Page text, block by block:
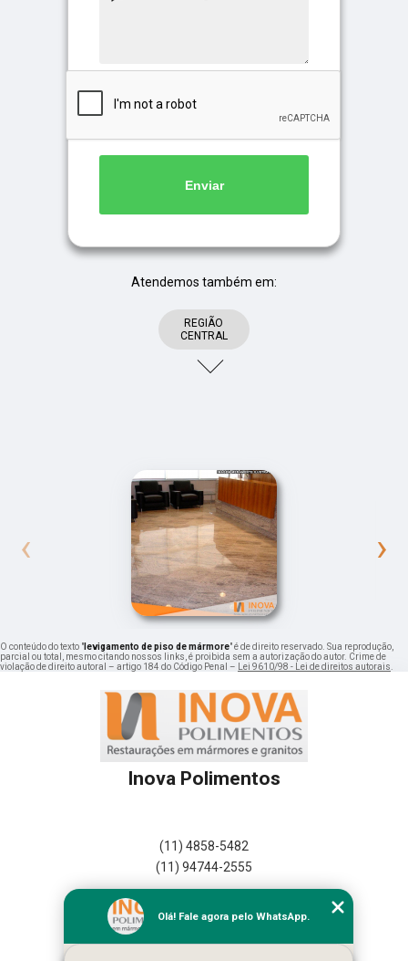
Enviar
Atendemos também em:
REGIÃO
CENTRAL
‹ ›
O conteúdo do texto " levigamento de piso de mármore" é de direito reservado. Sua reprodução,
parcial ou total, mesmo citando nossos links, é proibida sem a autorização do autor. Crime de
violação de direito autoral – artigo 184 do Código Penal –
Lei 9610/98 - Lei de direitos autorais
Inova Polimentos
(11) 4858-5482
(11) 94744-2555
Empresa
Missão
Olá! Fale agora pelo WhatsApp.